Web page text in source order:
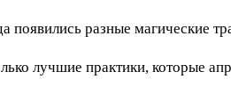
появились разные магические
лучшие практики, которые